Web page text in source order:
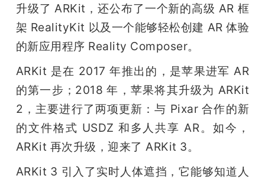
升级了 ARKit，还公布了一个新的高级 AR 框
架 RealityKit 以及一个能够轻松创建 AR 体验
的新应用程序 Reality Composer。
ARKit 是在 2017 年推出的，是苹果进军 AR
的第一步；2018 年，苹果将其升级为 ARKit
2，主要进行了两项更新：与 Pixar 合作的新
的文件格式 USDZ 和多人共享 AR。如今，
ARKit 再次升级，迎来了 ARKit 3。
ARKit 3 引入了实时人体遮挡，它能够知道人